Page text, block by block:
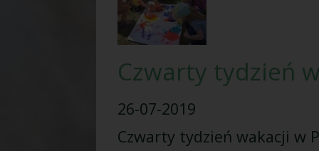
Czwarty tydzień
26-07-2019
Czwarty tydzień wakacji w